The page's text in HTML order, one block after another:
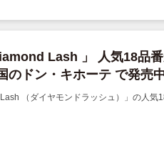
Lash 」 人気18品
のドン・キホーテ で発売
（ダイヤモンドラッシュ）」の人